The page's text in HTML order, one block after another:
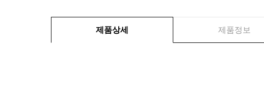
제품상세 제품정보